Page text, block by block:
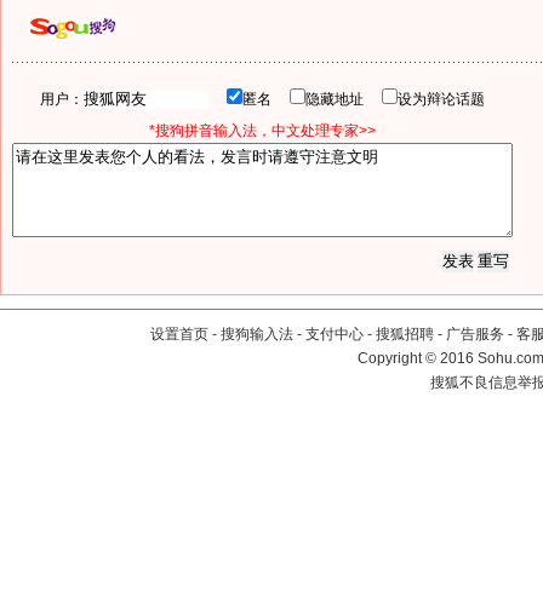
用户： 匿名 隐藏地址
设为辩论话题
*搜狗拼音输入法，中文处理专家>>
设置首页 - 搜狗输入法 - 支付中心 - 搜狐招聘 - 广告服务 - 客
Copyright©2016
搜狐不良信息举